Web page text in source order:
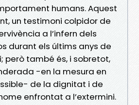
humans. Aquest
un testimoni colpidor de
a l’infern dels
durant els últims anys de
però també és, i sobretot,
-en la mesura en
de la dignitat i de
enfrontat a l’extermini.